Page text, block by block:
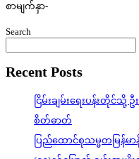
စာမျက်နှာ-
Search
Recent Posts
ငြိမ်းချမ်းရေးပန်းတို
စိတ်ဓာတ်
ပြည်ထောင်စုသမ္မတမြန်